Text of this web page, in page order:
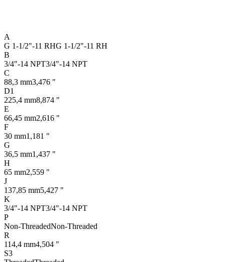
A
G 1-1/2"-11 RHG 1-1/2"-11 RH
B
3/4"-14 NPT3/4"-14 NPT
C
88,3 mm3,476 "
D1
225,4 mm8,874 "
E
66,45 mm2,616 "
F
30 mm1,181 "
G
36,5 mm1,437 "
H
65 mm2,559 "
J
137,85 mm5,427 "
K
3/4"-14 NPT3/4"-14 NPT
P
Non-ThreadedNon-Threaded
R
114,4 mm4,504 "
S3